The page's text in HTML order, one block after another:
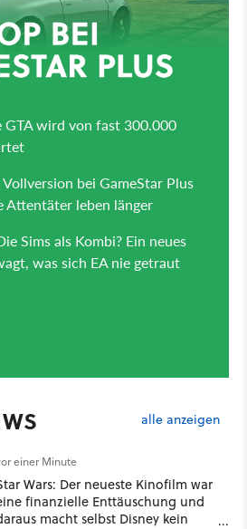
alle anzeigen
einer Minute
Wars: Der neueste Kinofilm war
finanzielle Enttäuschung und
macht selbst Disney kein